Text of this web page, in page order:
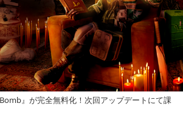
』が完全無料化！次回アップデートにて課